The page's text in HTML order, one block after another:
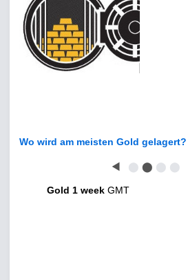
Wo wird am meisten Gold gelagert?
◀ ⬤ ⬤ ⬤ ⬤
Gold 1 week GMT